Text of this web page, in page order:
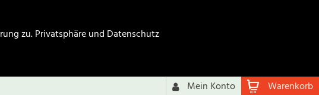
zu.Privatsphäre und Datenschutz
Warenkorb
Mein Konto